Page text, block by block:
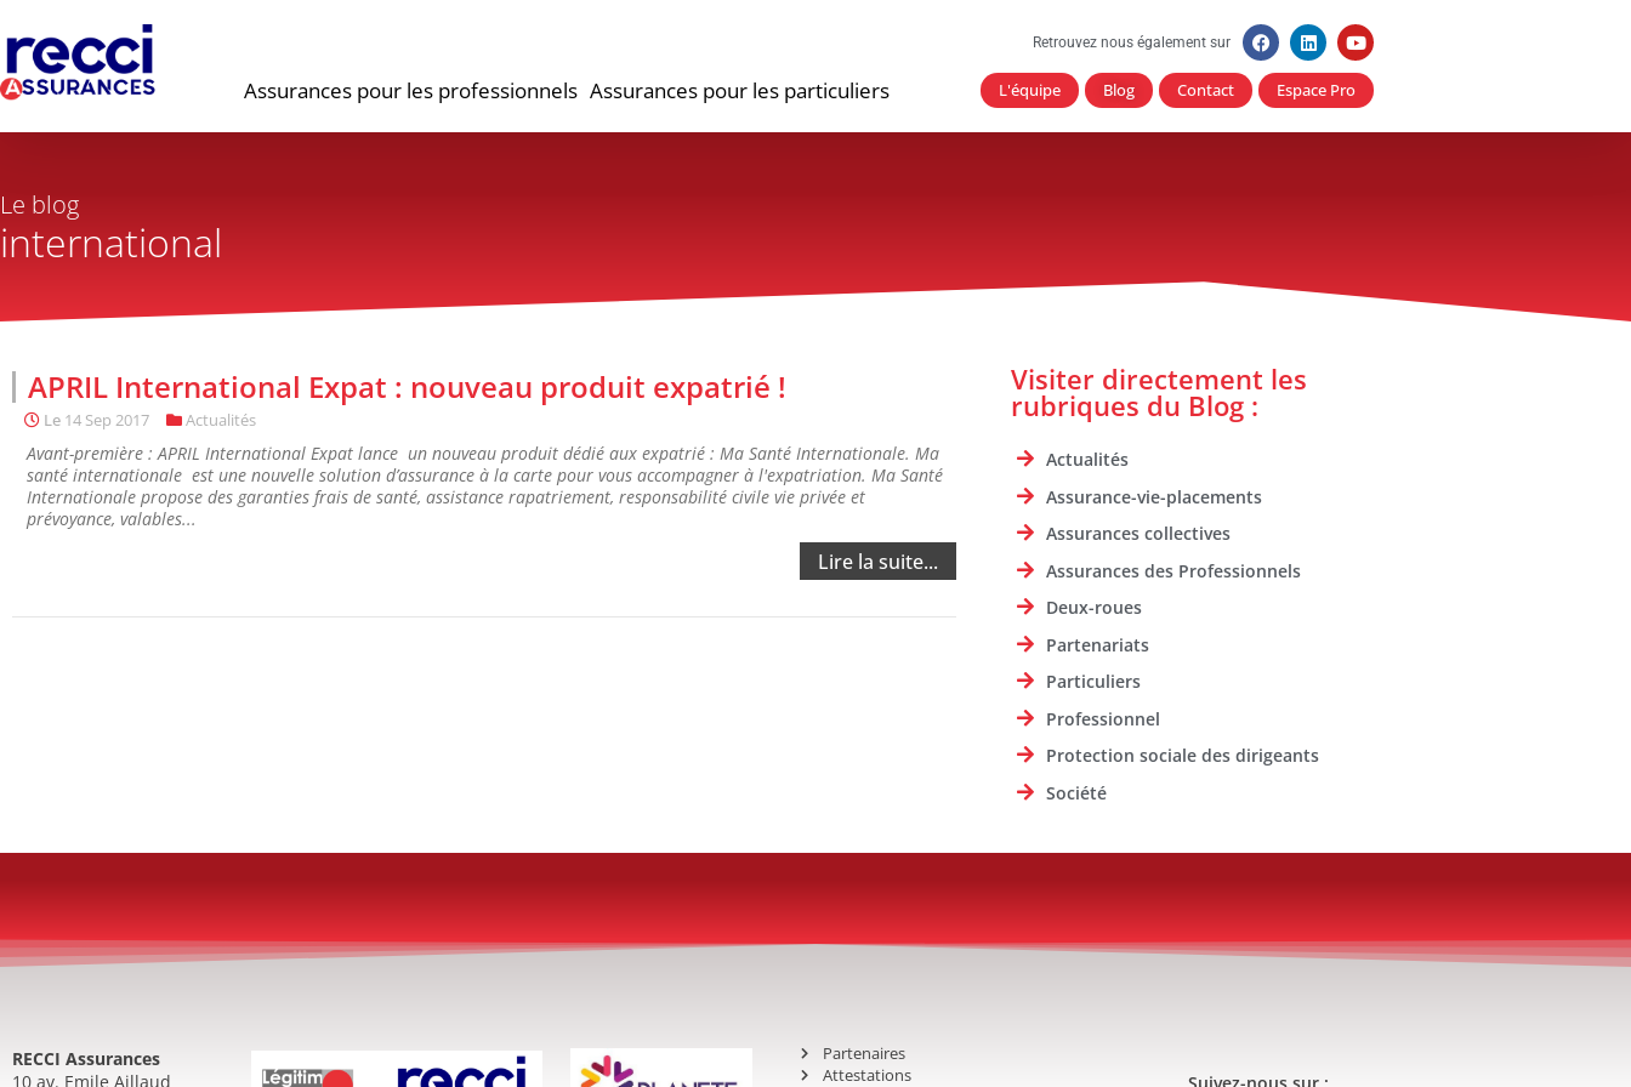
Assurances pour les professionnels Assurances pour les particuliers
Retrouvez nous également sur
L'équipe Blog Contact Espace Pro
Le blog
international
APRIL International Expat : nouveau produit expatrié !
Le 14 Sep 2017 Actualités
Avant-première : APRIL International Expat lance un nouveau produit dédié aux expatrié : Ma Santé Internationale. Ma
santé internationale est une nouvelle solution d’assurance à la carte pour vous accompagner à l'expatriation. Ma Santé
Internationale propose des garanties frais de santé, assistance rapatriement, responsabilité civile vie privée et
prévoyance, valables...
Lire la suite...
Visiter directement les
rubriques du Blog :
Actualités
Assurance-vie-placements
Assurances collectives
Assurances des Professionnels
Deux-roues
Partenariats
Particuliers
Professionnel
Protection sociale des dirigeants
Société
RECCI Assurances
10 av. Emile Aillaud
Partenaires
Attestations
Suivez-nous sur :